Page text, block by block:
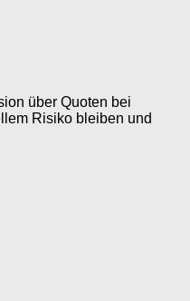
über Quoten bei
Risiko bleiben und